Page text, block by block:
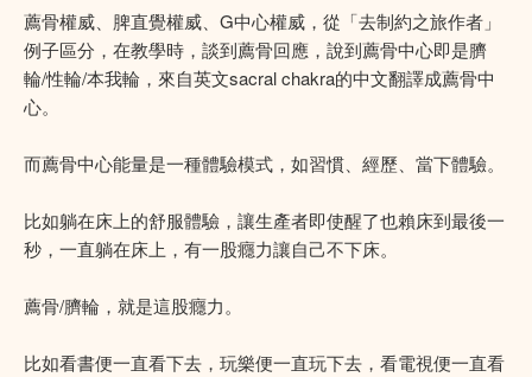
薦骨權威、脾直覺權威、G中心權威，從「去制約之旅作者」
例子區分，在教學時，談到薦骨回應，說到薦骨中心即是臍
輪/性輪/本我輪，來自英文sacral chakra的中文翻譯成薦骨中
心。
而薦骨中心能量是一種體驗模式，如習慣、經歷、當下體驗。
比如躺在床上的舒服體驗，讓生產者即使醒了也賴床到最後一
秒，一直躺在床上，有一股癮力讓自己不下床。
薦骨/臍輪，就是這股癮力。
比如看書便一直看下去，玩樂便一直玩下去，看電視便一直看